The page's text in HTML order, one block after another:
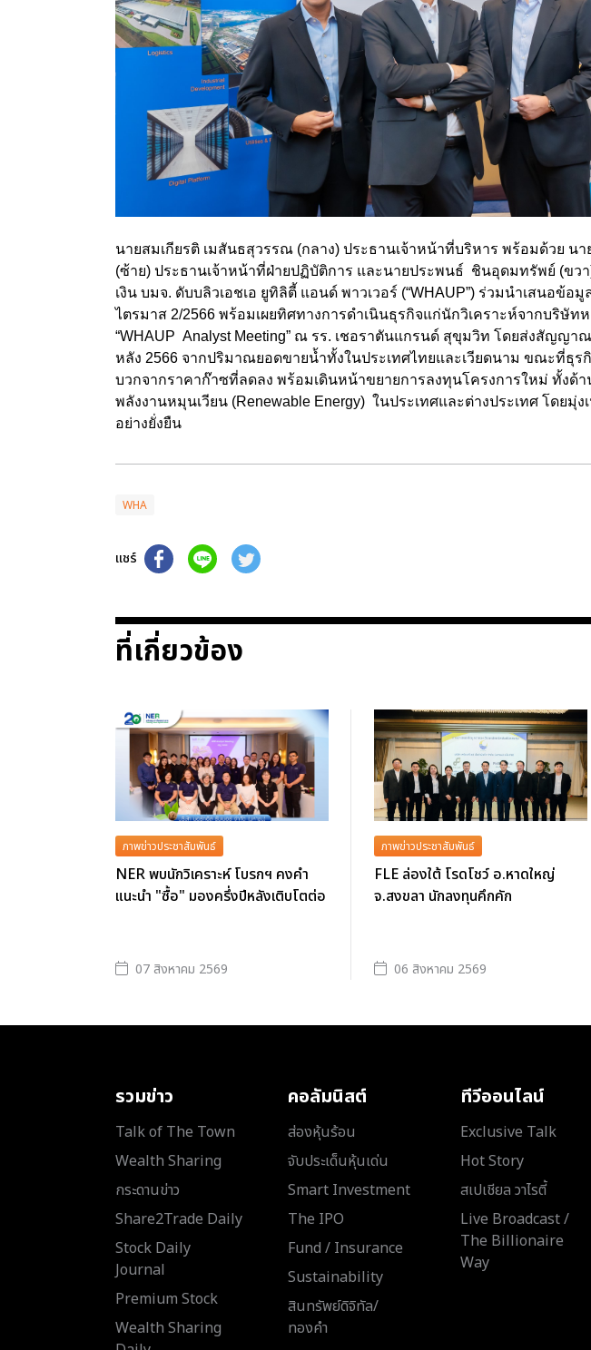
นายสมเกียรติ เมสันธสุวรรณ (กลาง) ประธานเจ้าหน้าที่บริหาร พร้อมด้วย น
(ซ้าย) ประธานเจ้าหน้าที่ฝ่ายปฏิบัติการ และนายประพนธ์ ชินอุดมทรัพย์ (ขวา
เงิน บมจ. ดับบลิวเอชเอ ยูทิลิตี้ แอนด์ พาวเวอร์ (“WHAUP”) ร่วมนำเสนอข้อ
ไตรมาส 2/2566 พร้อมเผยทิศทางการดำเนินธุรกิจแก่นักวิเคราะห์จากบริษั
“WHAUP Analyst Meeting” ณ รร. เชอราตันแกรนด์ สุขุมวิท โดยส่งสัญญา
หลัง 2566 จากปริมาณยอดขายน้ำทั้งในประเทศไทยและเวียดนาม ขณะที่ธุร
บวกจากราคาก๊าซที่ลดลง พร้อมเดินหน้าขยายการลงทุนโครงการใหม่ ทั้งด้
พลังงานหมุนเวียน (Renewable Energy) ในประเทศและต่างประเทศ โดยมุ่ง
อย่างยั่งยืน
WHA
แชร์
ที่เกี่ยวข้อง
ภาพข่าวประชาสัมพันธ์
NER พบนักวิเคราะห์ โบรกฯ คงคำ
แนะนำ "ซื้อ" มองครึ่งปีหลังเติบโตต่อ
07 สิงหาคม 2569
ภาพข่าวประชาสัมพันธ์
FLE ล่องใต้ โรดโชว์ อ.หาดใหญ่
จ.สงขลา นักลงทุนคึกคัก
06 สิงหาคม 2569
รวมข่าว
Talk of The Town
Wealth Sharing
กระดานข่าว
Share2Trade Daily
Stock Daily
Journal
Premium Stock
Wealth Sharing
คอลัมนิสต์
ส่องหุ้นร้อน
จับประเด็นหุ้นเด่น
Smart Investment
The IPO
Fund / Insurance
Sustainability
สินทรัพย์ดิจิทัล/
ทองคำ
ทีวีออนไลน์
Exclusive Talk
Hot Story
สเปเชียล วาไรตี้
Live Broadcast /
The Billionaire
Way